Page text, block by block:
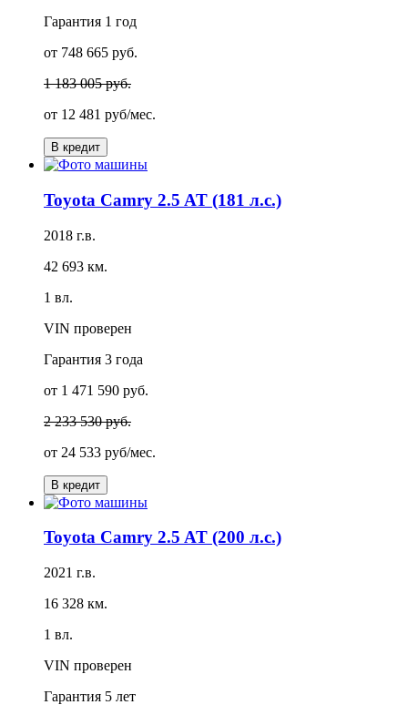
Гарантия 1 год
от 748 665 руб.
1 183 005 руб.
от 12 481 руб/мес.
В кредит
Toyota Camry 2.5 AT (181 л.с.)
2018 г.в.
42 693 км.
1 вл.
VIN проверен
Гарантия 3 года
от 1 471 590 руб.
2 233 530 руб.
от 24 533 руб/мес.
В кредит
Toyota Camry 2.5 AT (200 л.с.)
2021 г.в.
16 328 км.
1 вл.
VIN проверен
Гарантия 5 лет